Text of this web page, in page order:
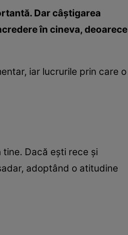
Dar câştigarea
în cineva, deoarece
iar lucrurile prin care o
Dacă eşti rece şi
adoptând o atitudine